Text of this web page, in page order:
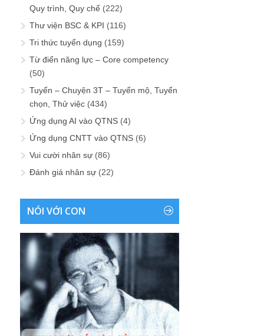
Quy trình, Quy chế (222)
Thư viện BSC & KPI (116)
Tri thức tuyển dụng (159)
Từ điển năng lực – Core competency
(50)
Tuyển – Chuyện 3T – Tuyển mộ, Tuyển
chọn, Thử việc (434)
Ứng dụng AI vào QTNS (4)
Ứng dụng CNTT vào QTNS (6)
Vui cười nhân sự (86)
Đánh giá nhân sự (22)
NÓI VỚI CON